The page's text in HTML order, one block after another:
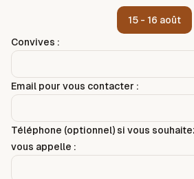
15 - 16 août
Convives :
Email pour vous contacter :
Téléphone (optionnel) si vous
vous appelle :